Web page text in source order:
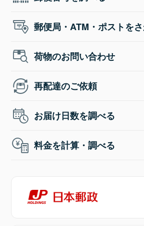
郵便局・ATM・ポストを
荷物のお問い合わせ
再配達のご依頼
お届け日数を調べる
料金を計算・調べる